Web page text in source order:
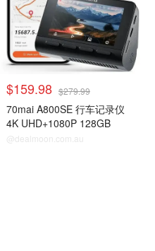
$159.98 $279.99
70mai A800SE 行车记录仪
4K UHD+1080P 128GB
@dealmoon.com.au